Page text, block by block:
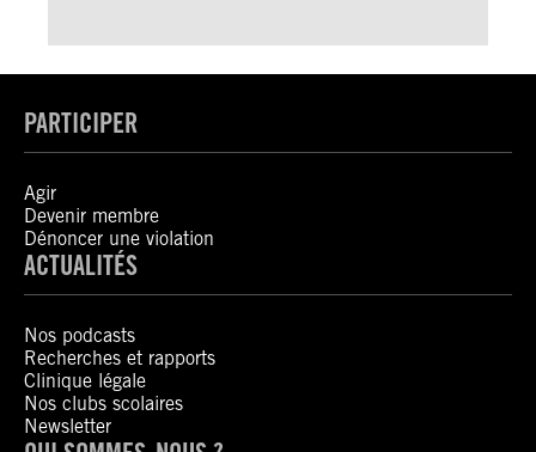
PARTICIPER
Agir
Devenir membre
Dénoncer une violation
ACTUALITÉS
Nos podcasts
Recherches et rapports
Clinique légale
Nos clubs scolaires
Newsletter